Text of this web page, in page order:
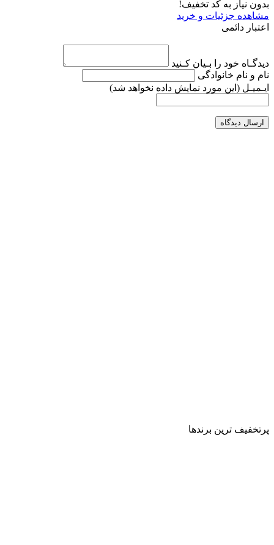
بدون نیاز به کد تخفیف!
مشاهده جزئیات و خرید
اعتبار دائمی
دیدگـاه خود را بـیان کـنید
نام و نام خانوادگی
ایـمیـل (این مورد نمایش داده نخواهد شد)
ارسال دیدگاه
پرتخفیف ترین برندها